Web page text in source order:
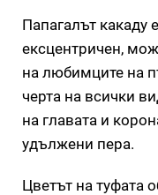
Папагалът какаду
ексцентричен,
на любимците на
черта на всички
на главата и
удължени пера.
Цветът на туфата